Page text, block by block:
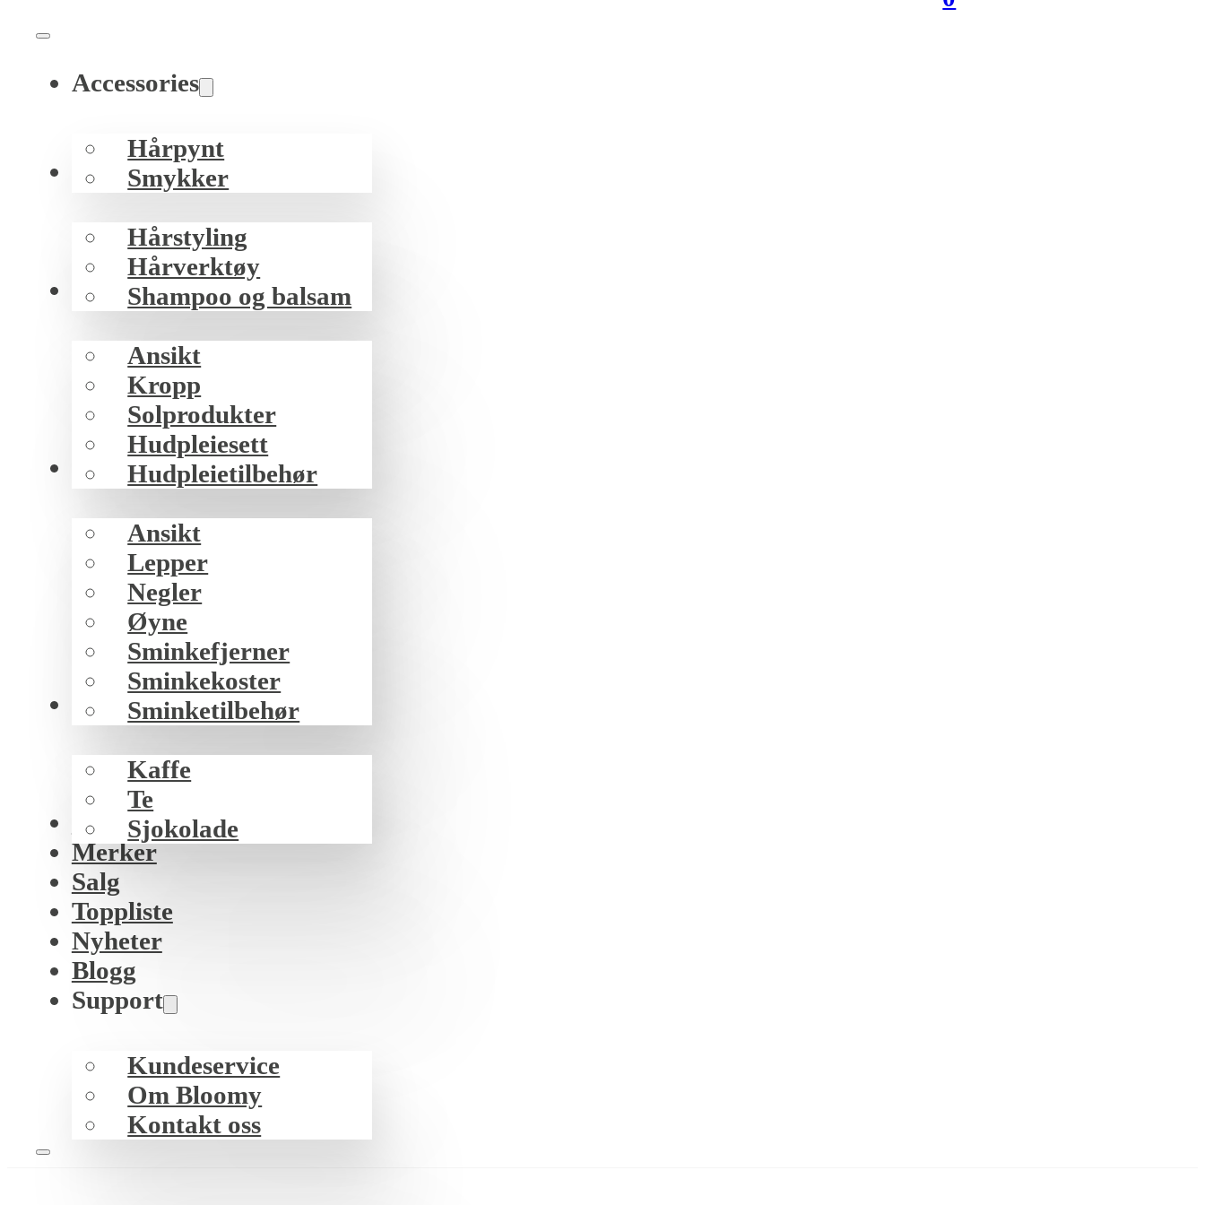
Accessories
Hårpynt
Smykker
Hår
Hårstyling
Hårverktøy
Shampoo og balsam
Hud
Ansikt
Kropp
Solprodukter
Hudpleiesett
Hudpleietilbehør
Sminke
Ansikt
Lepper
Negler
Øyne
Sminkefjerner
Sminkekoster
Sminketilbehør
Mat/drikke
Kaffe
Te
Sjokolade
K-beauty
Merker
Salg
Toppliste
Nyheter
Blogg
Support
Kundeservice
Om Bloomy
Kontakt oss